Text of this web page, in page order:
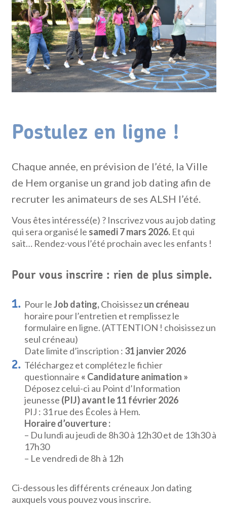
Postulez en ligne !
Chaque année, en prévision de l’été, la Ville
de Hem organise un grand job dating afin de
recruter les animateurs de ses ALSH l’été.
Vous êtes intéressé(e) ? Inscrivez vous au job dating
qui sera organisé le samedi 7 mars 2026. Et qui
sait… Rendez-vous l’été prochain avec les enfants !
Pour vous inscrire : rien de plus simple.
Pour leJob dating,Choisissezun créneau
horaire pour l’entretien et remplissez le
formulaire en ligne. (ATTENTION ! choisissez un
seul créneau)
Date limite d’inscription : 31 janvier 2026
Téléchargez et complétez le fichier
questionnaire « Candidature animation »
Déposez celui-ci au Point d’Information
jeunesse (PIJ) avant le 11 février 2026
PIJ : 31 rue des Écoles à Hem.
Horaire d’ouverture :
– Du lundi au jeudi de 8h30 à 12h30 et de 13h30 à
17h30
– Le vendredi de 8h à 12h
Ci-dessous les différents créneaux Jon dating
auxquels vous pouvez vous inscrire.